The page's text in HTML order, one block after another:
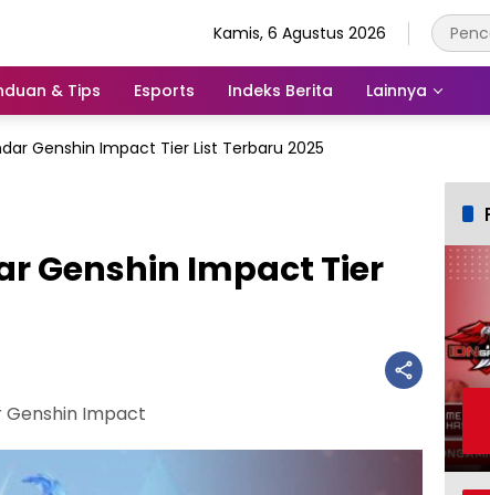
Kamis, 6 Agustus 2026
& Tips Esports Indeks Berita Lainnya
Genshin Impact Tier List Terbaru 2025
Genshin Impact Tier
Genshin Impact